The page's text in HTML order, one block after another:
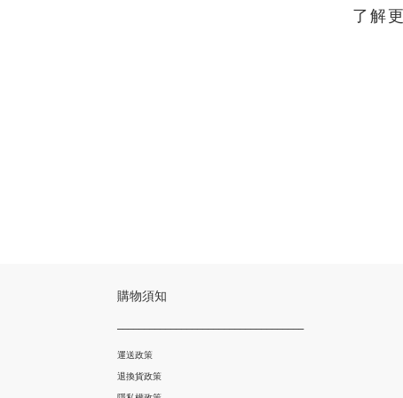
了解
購物須知
運送政策
退換貨政策